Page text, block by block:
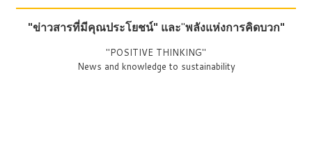
"ข่าวสารที่มีคุณประโยชน์" และ"พลังแห่งการคิดบวก"
"POSITIVE THINKING"
News and knowledge to sustainability